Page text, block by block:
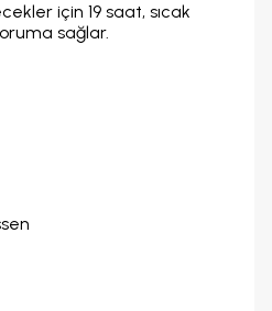
için 19 saat, sıcak
sağlar.